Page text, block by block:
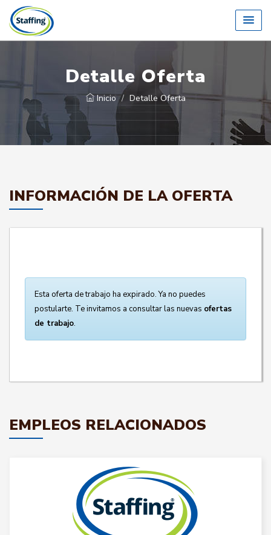
Detalle Oferta
Inicio Detalle Oferta
INFORMACIÓN DE LA OFERTA
Esta oferta de trabajo ha expirado. Ya no puedes
postularte. Te invitamos a consultar las nuevas ofertas
de trabajo.
EMPLEOS RELACIONADOS